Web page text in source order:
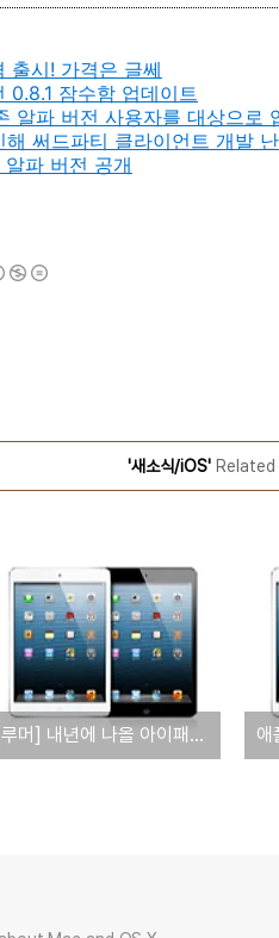
시! 가격은 글쎄
잠수함 업데이트
알파 버전 사용자를 대상으로
해 써드파티 클라이언트 개발
파 버전 공개
'새소식/iOS'Related
[루머] 내년에 나올 아이패드 미니에는 레티나 디스플레이 탑재될 것